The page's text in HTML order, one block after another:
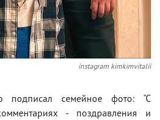
instagram kimkimvitalii
подписал семейное фото: "С
- поздравления и